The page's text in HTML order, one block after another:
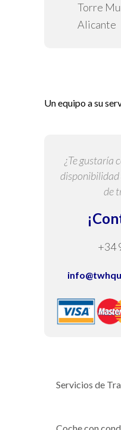
Torre
Alicante
Un equipo a su
¿Te gustaría
disponibilidad
de
+34
Servicios de
Coche con